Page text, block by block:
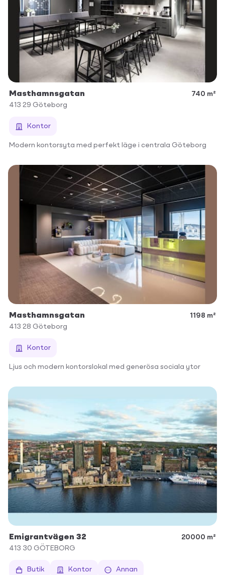
Masthamnsgatan
740 m²
413 29 Göteborg
Kontor
Modern kontorsyta med perfekt läge i centrala Göteborg
Masthamnsgatan
1198 m²
413 28 Göteborg
Kontor
Ljus och modern kontorslokal med generösa sociala ytor
Emigrantvägen 32
20000 m²
413 30 GÖTEBORG
Butik Kontor Annan